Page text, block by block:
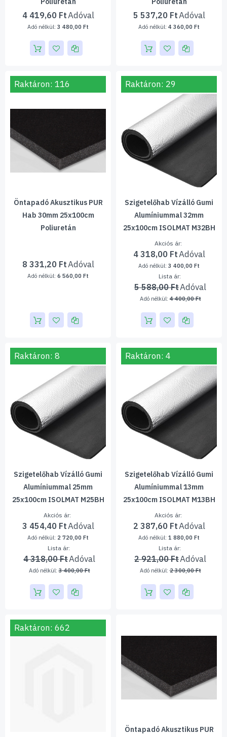
4 419,60 Ft
3 480,00 Ft
5 537,20 Ft
4 360,00 Ft
Raktáron: 116
Öntapadó Akusztikus PUR
Hab 30mm 25x100cm
Poliuretán
8 331,20 Ft
6 560,00 Ft
Raktáron: 29
Szigetelőhab Vízálló Gumi
Alumíniummal 32mm
25x100cm ISOLMAT M32BH
Akciós ár
4 318,00 Ft
3 400,00 Ft
Lista ár
5 588,00 Ft
4 400,00 Ft
Raktáron: 8
Szigetelőhab Vízálló Gumi
Alumíniummal 25mm
25x100cm ISOLMAT M25BH
Akciós ár
3 454,40 Ft
2 720,00 Ft
Lista ár
4 318,00 Ft
3 400,00 Ft
Raktáron: 4
Szigetelőhab Vízálló Gumi
Alumíniummal 13mm
25x100cm ISOLMAT M13BH
Akciós ár
2 387,60 Ft
1 880,00 Ft
Lista ár
2 921,00 Ft
2 300,00 Ft
Raktáron: 662
Öntapadó Akusztikus PUR